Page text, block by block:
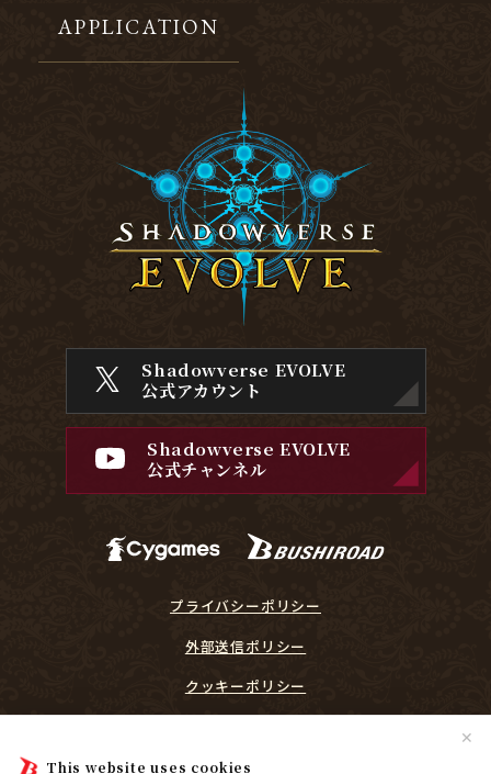
This website uses cookies
✕
APPLICATION
Shadowverse EVOLVE
公式アカウント
Shadowverse EVOLVE
公式チャンネル
プライバシーポリシー
外部送信ポリシー
クッキーポリシー
プレイヤーリスペクト宣言